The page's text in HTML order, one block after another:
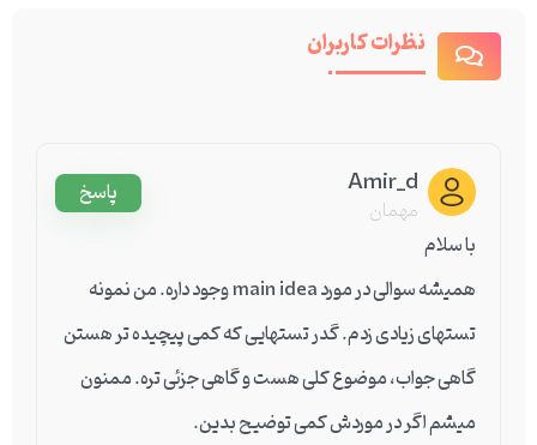
نظرات کاربران
Amir_d
مهمان
با سلام
همیشه سوالی در مورد main idea وجود داره. من نمونه
تستهای زیادی زدم. گدر تستهایی که کمی پیچیده تر هستن
گاهی جواب، موضوع کلی هست و گاهی جزئی تره. ممنون
میشم اگر در موردش کمی توضیح بدین.
پاسخ